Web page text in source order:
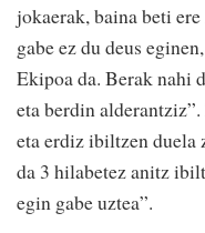
jokaerak, baina beti
gabe ez du deus
Ekipoa da. Berak nahi
eta berdin
eta erdiz ibiltzen duela
da 3 hilabetez anitz
egin gabe uztea”.